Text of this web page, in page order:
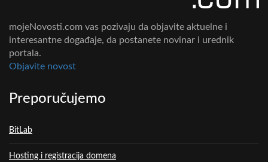
mojeNovosti.com vas pozivaju da objavite aktuelne i
interesantne događaje, da postanete novinar i urednik
portala.
Objavite novost
Preporučujemo
BitLab
Hosting i registracija domena